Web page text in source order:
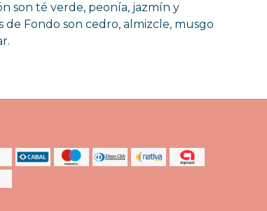
son té verde, peonía, jazmín y
de Fondo son cedro, almizcle, musgo